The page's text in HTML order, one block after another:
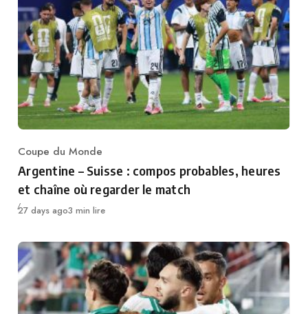
Category
Coupe du Monde
Argentine – Suisse : compos probables, heures
et chaîne où regarder le match
Publié
27 days ago3 min lire